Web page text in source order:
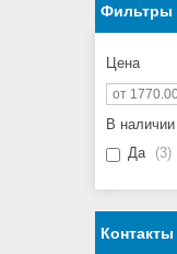
Фильтры
Цена
В наличии
Да
3
Контакты